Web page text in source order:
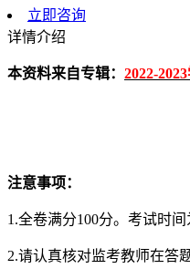
立即咨询
详情介绍
本资料来自专辑： 2022-
注意事项：
1.全卷满分100分。考试时
2.请认真核对监考教师在答